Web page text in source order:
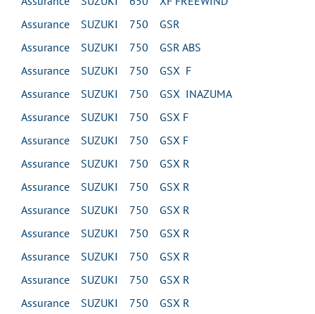
Assurance SUZUKI 750 GSR
Assurance SUZUKI 750 GSR ABS
Assurance SUZUKI 750 GSX F
Assurance SUZUKI 750 GSX INAZUMA
Assurance SUZUKI 750 GSX F
Assurance SUZUKI 750 GSX F
Assurance SUZUKI 750 GSX R
Assurance SUZUKI 750 GSX R
Assurance SUZUKI 750 GSX R
Assurance SUZUKI 750 GSX R
Assurance SUZUKI 750 GSX R
Assurance SUZUKI 750 GSX R
Assurance SUZUKI 750 GSX R